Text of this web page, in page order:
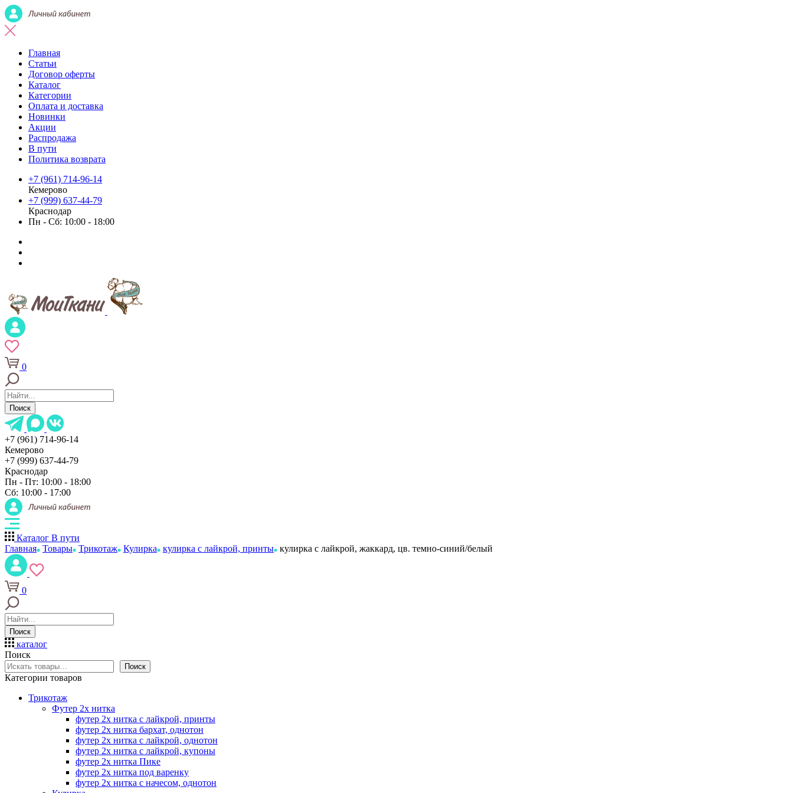
Главная
Статьи
Договор оферты
Каталог
Категории
Оплата и доставка
Новинки
Акции
Распродажа
В пути
Политика возврата
+7 (961) 714-96-14
Кемерово
+7 (999) 637-44-79
Краснодар
Пн - Сб: 10:00 - 18:00
0
Поиск
+7 (961) 714-96-14
Кемерово
+7 (999) 637-44-79
Краснодар
Пн - Пт: 10:00 - 18:00
Сб: 10:00 - 17:00
Каталог В пути
Главная Товары Трикотаж Кулирка кулирка с лайкрой, принты кулирка с лайкрой, жаккард, цв. темно-синий/белый
0
Поиск
каталог
Поиск
Поиск
Категории товаров
Трикотаж
Футер 2х нитка
футер 2х нитка с лайкрой, принты
футер 2х нитка бархат, однотон
футер 2х нитка с лайкрой, однотон
футер 2х нитка с лайкрой, купоны
футер 2х нитка Пике
футер 2х нитка под варенку
футер 2х нитка с начесом, однотон